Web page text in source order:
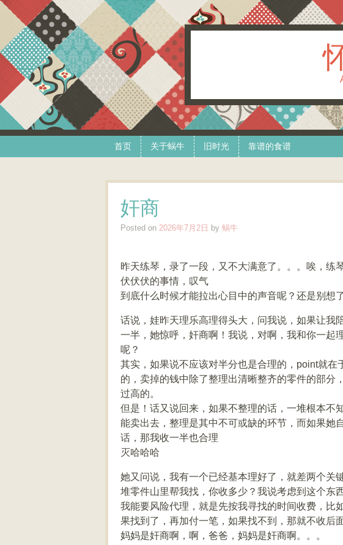
首页 关于蜗牛 旧时光 靠谱的食谱
奸商
Posted on 2026年7月2日 by 蜗牛
昨天练琴，录了一段，又不大满意了。。。唉，练
伏伏伏的事情，叹气
到底什么时候才能拉出心目中的声音呢？还是别想
话说，娃昨天理乐高理得头大，问我说，如果让我
一半，她惊呼，奸商啊！我说，对啊，我和你一起
呢？
其实，如果说不应该对半分也是合理的，point就
的，卖掉的钱中除了整理出清晰整齐的零件的部分
过高的。
但是！话又说回来，如果不整理的话，一堆根本不
能卖出去，整理是其中不可或缺的环节，而如果她
话，那我收一半也合理
灭哈哈哈
她又问说，我有一个已经基本理好了，就差两个关
堆零件山里帮我找，你收多少？我说考虑到这个东
我能要风险代理，就是先按我寻找的时间收费，比
果找到了，再加付一笔，如果找不到，那就不收后
妈妈是奸商啊，啊，爸爸，妈妈是奸商啊。。。